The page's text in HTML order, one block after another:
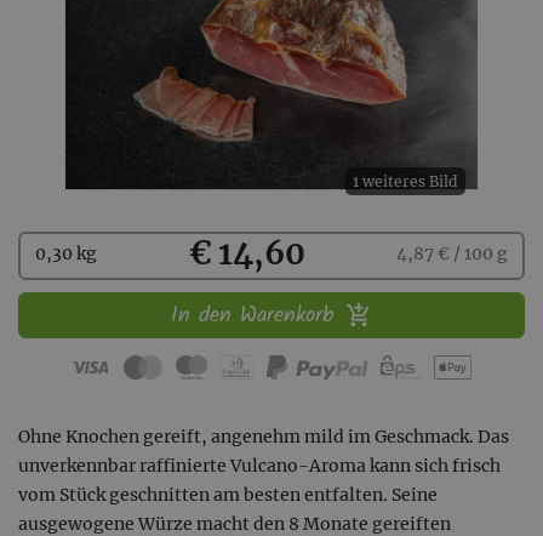
1 weiteres Bild
Kaufen
0,30 kg € 14,60 4,87 € / 100 g
In den Warenkorb
Ohne Knochen gereift, angenehm mild im Geschmack. Das
unverkennbar raffinierte Vulcano-Aroma kann sich frisch
vom Stück geschnitten am besten entfalten. Seine
ausgewogene Würze macht den 8 Monate gereiften